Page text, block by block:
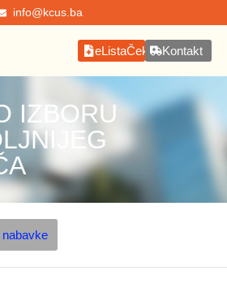
info@kcus.ba
eListaČekanjaKontakt
IZBORU